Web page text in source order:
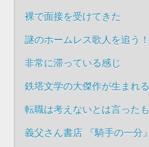
裸で面接を受けてきた
謎のホームレス歌人を追う
非常に滞っている感じ
鉄塔文学の大傑作が生まれ
転職は考えないとは言った
義父さん書店 『騎手の一分』